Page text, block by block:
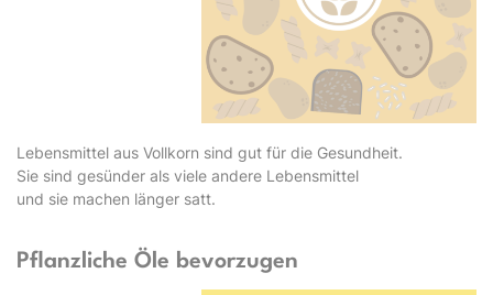
Lebensmittel aus Vollkorn sind gut für die Gesundheit.
Sie sind gesünder als viele andere Lebensmittel
und sie machen länger satt.
Pflanzliche Öle bevorzugen